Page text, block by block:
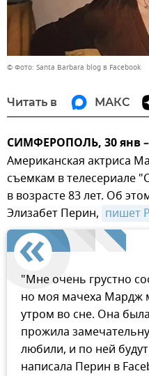
© Фото: Santa Barbara blog в Facebook
Читать в МАКС
СИМФЕРОПОЛЬ, 30 янв
Американская актриса
съемкам в телесериале
в возрасте 83 лет. Об
Элизабет Перин, пишет
"Мне очень грустно
но моя мачеха Мардж
утром во сне. Она
прожила
любили, и по ней
написала Перин в